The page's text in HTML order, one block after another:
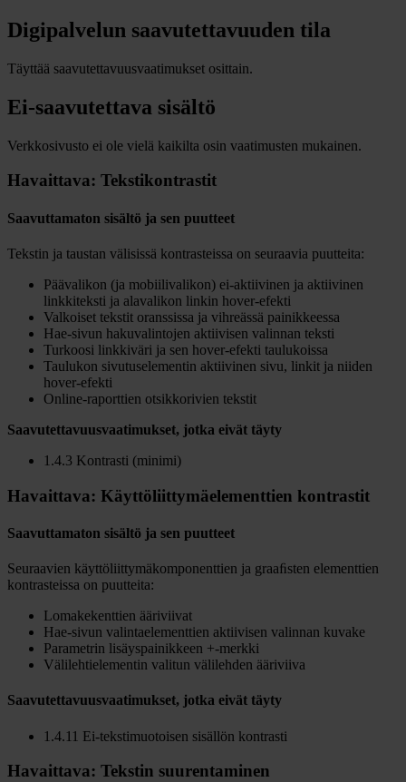
Digipalvelun saavutettavuuden tila
Täyttää saavutettavuusvaatimukset osittain.
Ei-saavutettava sisältö
Verkkosivusto ei ole vielä kaikilta osin vaatimusten mukainen.
Havaittava: Tekstikontrastit
Saavuttamaton sisältö ja sen puutteet
Tekstin ja taustan välisissä kontrasteissa on seuraavia puutteita:
Päävalikon (ja mobiilivalikon) ei-aktiivinen ja aktiivinen
linkkiteksti ja alavalikon linkin hover-efekti
Valkoiset tekstit oranssissa ja vihreässä painikkeessa
Hae-sivun hakuvalintojen aktiivisen valinnan teksti
Turkoosi linkkiväri ja sen hover-efekti taulukoissa
Taulukon sivutuselementin aktiivinen sivu, linkit ja niiden
hover-efekti
Online-raporttien otsikkorivien tekstit
Saavutettavuusvaatimukset, jotka eivät täyty
1.4.3 Kontrasti (minimi)
Havaittava: Käyttöliittymäelementtien kontrastit
Saavuttamaton sisältö ja sen puutteet
Seuraavien käyttöliittymäkomponenttien ja graaﬁsten elementtien
kontrasteissa on puutteita:
Lomakekenttien ääriviivat
Hae-sivun valintaelementtien aktiivisen valinnan kuvake
Parametrin lisäyspainikkeen +-merkki
Välilehtielementin valitun välilehden ääriviiva
Saavutettavuusvaatimukset, jotka eivät täyty
1.4.11 Ei-tekstimuotoisen sisällön kontrasti
Havaittava: Tekstin suurentaminen